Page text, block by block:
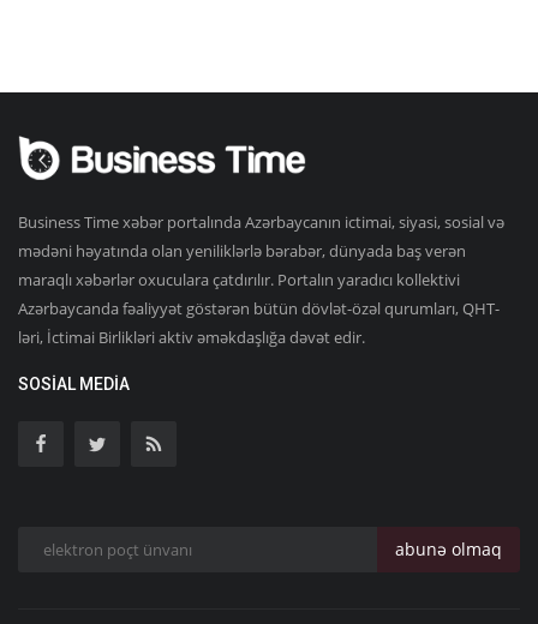
Business Time xəbər portalında Azərbaycanın ictimai, siyasi, sosial və
mədəni həyatında olan yeniliklərlə bərabər, dünyada baş verən
maraqlı xəbərlər oxuculara çatdırılır. Portalın yaradıcı kollektivi
Azərbaycanda fəaliyyət göstərən bütün dövlət-özəl qurumları, QHT-
ləri, İctimai Birlikləri aktiv əməkdaşlığa dəvət edir.
SOSIAL MEDIA
abunə olmaq